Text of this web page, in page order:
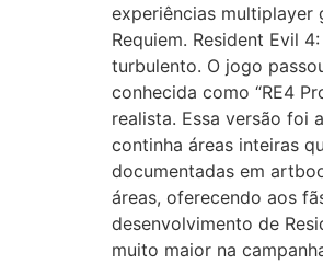
experiências multiplayer
Requiem. Resident Evil
turbulento. O jogo
conhecida como “RE4
realista. Essa versão foi
continha áreas inteiras
documentadas em
áreas, oferecendo aos
desenvolvimento de
muito maior na